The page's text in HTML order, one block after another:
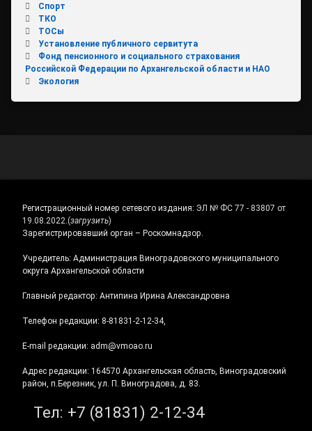
Спорт
ТКО
ТОСы
Установление публичного сервитута
Фонд пенсионного и социального страхования
Российской Федерации по Архангельской области и НАО
Экология
Регистрационный номер сетевого издания: ЭЛ № ФС 77 - 83807 от
19.08.2022.(загрузить)
Зарегистрировавший орган – Роскомнадзор.
Учредитель: Администрация Виноградовского муниципального
округа Архангельской области
Главный редактор: Антипина Ирина Александровна
Телефон редакции: 8-81831-2-12-34,
E-mail редакции: adm@vmoao.ru
Адрес редакции: 164570 Архангельская область, Виноградовский
район, п.Березник, ул. П. Виноградова, д. 83.
Тел: +7 (81831) 2-12-34